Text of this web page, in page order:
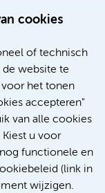
cookies
of technisch
website te
het tonen
accepteren"
van alle cookies
u voor
functionele en
(link in
wijzigen.